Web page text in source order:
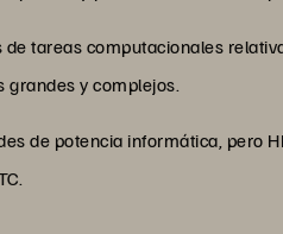
tareas computacionales
grandes y complejos.
de potencia informática, pero